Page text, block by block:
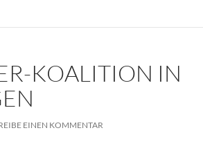
KOALITION IN
EINEN KOMMENTAR